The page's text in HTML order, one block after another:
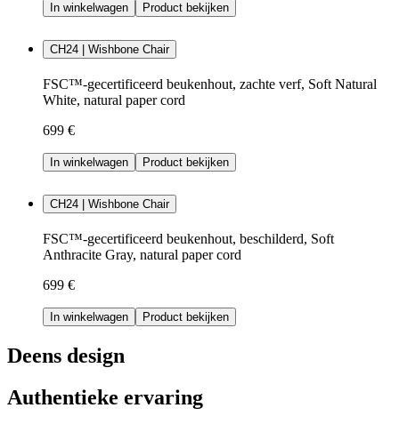
In winkelwagen Product bekijken
CH24 | Wishbone Chair
FSC™-gecertificeerd beukenhout, zachte verf, Soft Natural
White, natural paper cord
699 €
In winkelwagen Product bekijken
CH24 | Wishbone Chair
FSC™-gecertificeerd beukenhout, beschilderd, Soft
Anthracite Gray, natural paper cord
699 €
In winkelwagen Product bekijken
Deens design
Authentieke ervaring